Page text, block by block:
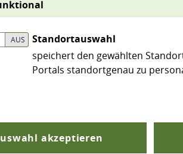
Bereits vorgefiltert sind
Standortauswahl
speichert den gewählten
Portals standortgenau zu
akzeptieren